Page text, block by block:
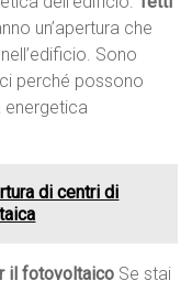
un’apertura che
Sono
perché possono
energetica
di centri di
il fotovoltaico Se stai